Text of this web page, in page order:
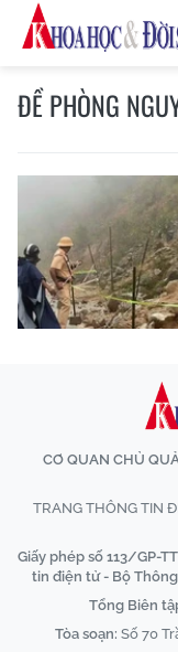
ĐỀ PHÒNG
CƠ QUAN CHỦ
TRANG THÔNG TIN
Giấy phép số 113/GP-
tin điện tử - Bộ
Tổng Biên
Tòa soạn: Số 70